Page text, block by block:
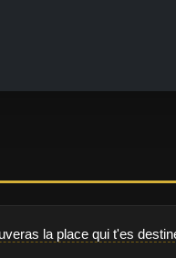
la place qui t'es